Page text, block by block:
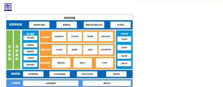
图